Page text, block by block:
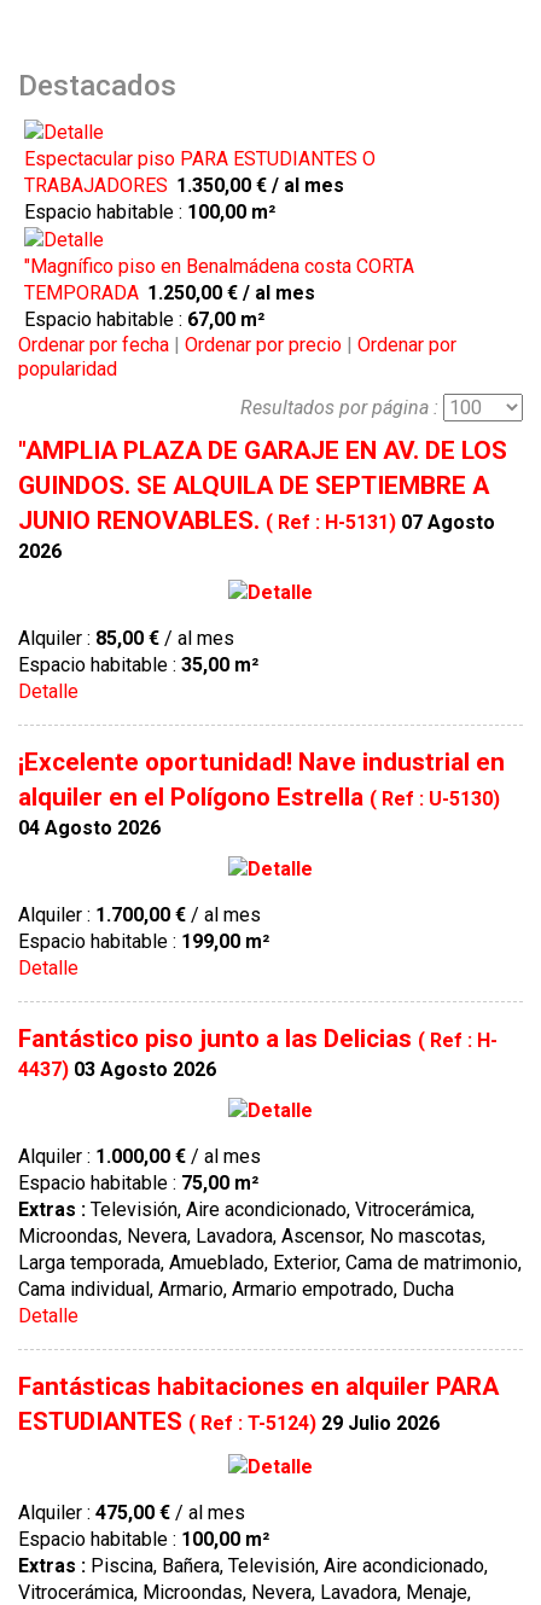
Destacados
Espectacular piso PARA ESTUDIANTES O
TRABAJADORES 1.350,00 € / al mes
Espacio habitable : 100,00 m²
"Magnífico piso en Benalmádena costa CORTA
TEMPORADA 1.250,00 € / al mes
Espacio habitable : 67,00 m²
Ordenar por fecha | Ordenar por precio | Ordenar por
popularidad
Resultados por página :
"AMPLIA PLAZA DE GARAJE EN AV. DE LOS
GUINDOS. SE ALQUILA DE SEPTIEMBRE A
JUNIO RENOVABLES. ( Ref : H-5131) 07 Agosto
2026
Alquiler : 85,00 € / al mes
Espacio habitable : 35,00 m²
Detalle
¡Excelente oportunidad! Nave industrial en
alquiler en el Polígono Estrella ( Ref : U-5130)
04 Agosto 2026
Alquiler : 1.700,00 € / al mes
Espacio habitable : 199,00 m²
Detalle
Fantástico piso junto a las Delicias ( Ref : H-
4437) 03 Agosto 2026
Alquiler : 1.000,00 € / al mes
Espacio habitable : 75,00 m²
Extras : Televisión, Aire acondicionado, Vitrocerámica,
Microondas, Nevera, Lavadora, Ascensor, No mascotas,
Larga temporada, Amueblado, Exterior, Cama de matrimonio,
Cama individual, Armario, Armario empotrado, Ducha
Detalle
Fantásticas habitaciones en alquiler PARA
ESTUDIANTES ( Ref : T-5124) 29 Julio 2026
Alquiler : 475,00 € / al mes
Espacio habitable : 100,00 m²
Extras : Piscina, Bañera, Televisión, Aire acondicionado,
Vitrocerámica, Microondas, Nevera, Lavadora, Menaje,